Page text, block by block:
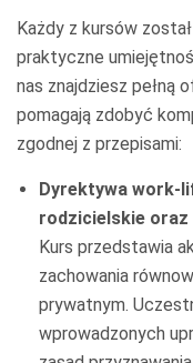
Każdy z kursów
praktyczne
nas znajdziesz pełną
pomagają zdobyć
zgodnej z przepisami:
Dyrektywa work-
rodzicielskie oraz
Kurs przedstawia
zachowania
prywatnym.
wprowadzonych